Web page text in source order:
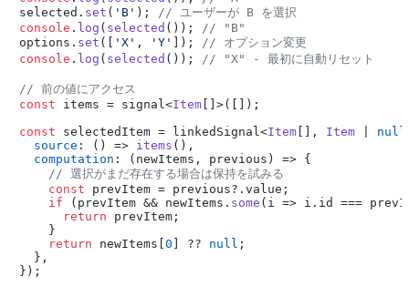
selected. set ( 'B' );
// ユーザーが B を選択
console . log ( selected ());
// "B"
options. set ([ 'X' , 'Y' ]);
// オプション変更
console . log ( selected ()); // "X" - 最初に自動リセット
// 前の値にアクセス
const items = signal<Item []>([]);
const selectedItem = linkedSignal<Item [], Item null
source : () => items (),
computation : ( newItems, previous ) => {
// 選択がまだ存在する場合は保持を試みる
const prevItem = previous?. value ;
if (prevItem && newItems. some ( i => i. id
===
return prevItem;
    }
return newItems[ 0 ] ?? null ;
  },